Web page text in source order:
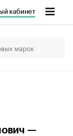
кабинет
—